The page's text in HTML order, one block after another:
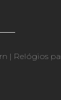
| Relógios